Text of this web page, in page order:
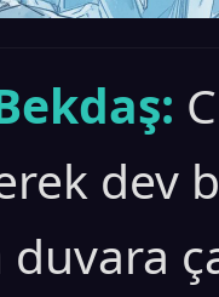
dev
duvara